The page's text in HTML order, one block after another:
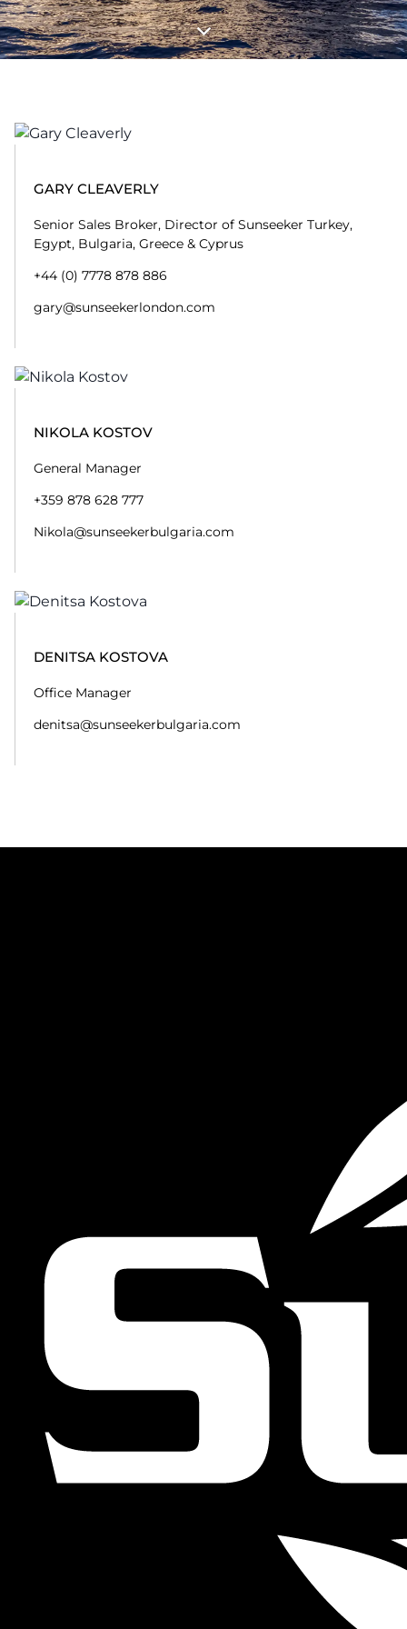
GARY CLEAVERLY
Senior Sales Broker, Director of Sunseeker Turkey,
Egypt, Bulgaria, Greece & Cyprus
+44 (0) 7778 878 886
gary@sunseekerlondon.com
NIKOLA KOSTOV
General Manager
+359 878 628 777
Nikola@sunseekerbulgaria.com
DENITSA KOSTOVA
Office Manager
denitsa@sunseekerbulgaria.com